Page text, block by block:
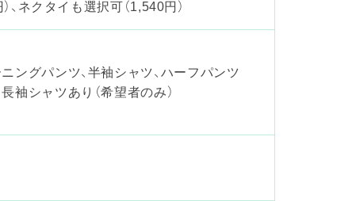
、ネクタイも選択可（1,540円）
ングパンツ、半袖シャツ、ハーフパンツ
シャツあり（希望者のみ）